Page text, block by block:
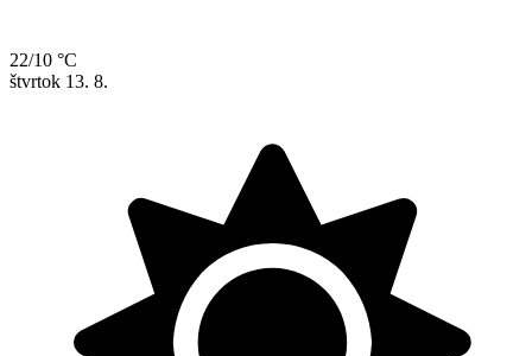
22/10 °C
štvrtok 13. 8.